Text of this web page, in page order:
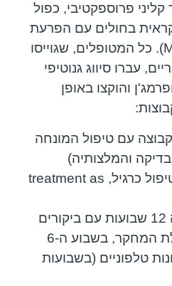
פרוספקטיבי, כפול
בחולים עם הפרעת
דיכאון מאג'ורית (MDD). כל המטופלים, שגוייסו
עברו סיווג גנוטיפי
והוקצו באופן
עם טיפול המונחה
והמלצותיה)
קבוצת ביקורת (טיפול כרגיל, treatment as
תקופת המעקב הייתה 12 שבועות עם ביקורים
פנים מול פנים בתחילת המחקר, בשבוע ה-6
וכן ראיונות טלפוניים (בשבועות